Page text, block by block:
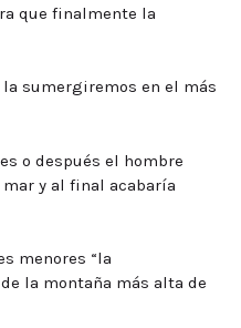
que finalmente la
sumergiremos en el más
o después el hombre
y al final acabaría
menores “la
la montaña más alta de